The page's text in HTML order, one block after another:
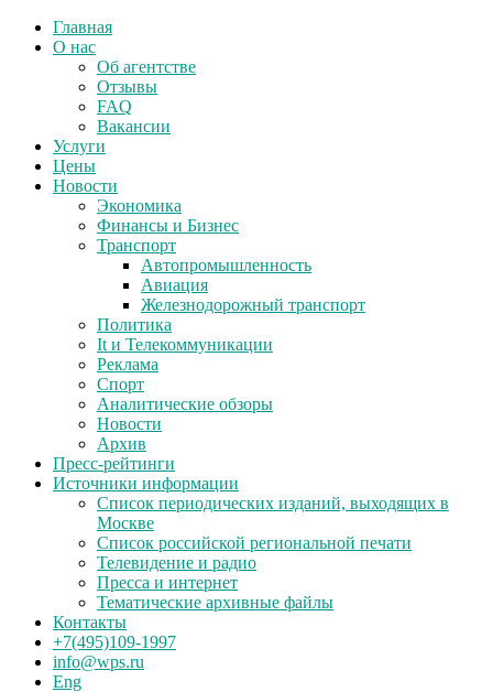
Главная
О нас
Об агентстве
Отзывы
FAQ
Вакансии
Услуги
Цены
Новости
Экономика
Финансы и Бизнес
Транспорт
Автопромышленность
Авиация
Железнодорожный транспорт
Политика
It и Телекоммуникации
Реклама
Спорт
Аналитические обзоры
Новости
Архив
Пресс-рейтинги
Источники информации
Список периодических изданий, выходящих в
Москве
Список российской региональной печати
Телевидение и радио
Пресса и интернет
Тематические архивные файлы
Контакты
+7(495)109-1997
info@wps.ru
Eng